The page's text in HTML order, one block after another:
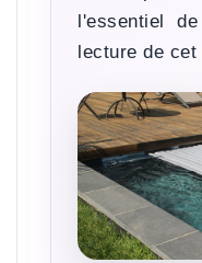
l'essentiel
lecture de